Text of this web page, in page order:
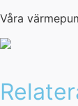
Våra